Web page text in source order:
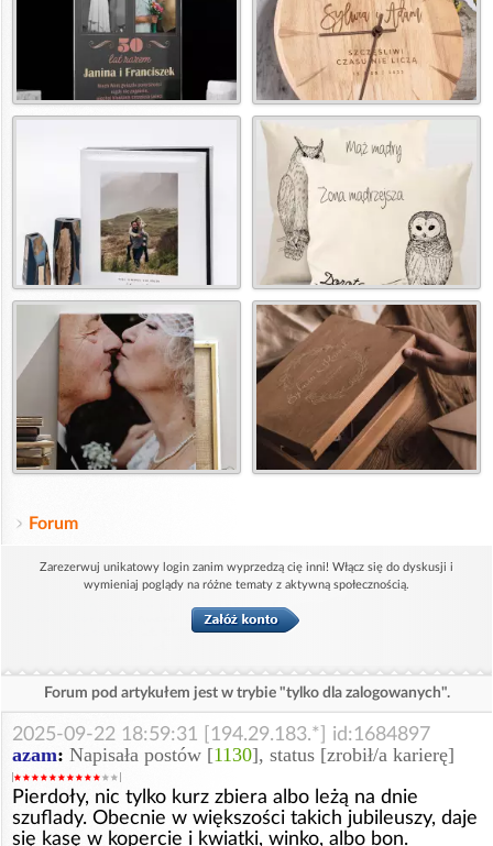
Forum
Zarezerwuj unikatowy login zanim wyprzedzą cię inni! Włącz się do dyskusji i
wymieniaj poglądy na różne tematy z aktywną społecznością.
Forum pod artykułem jest w trybie "tylko dla zalogowanych".
2025-09-22 18:59:31 [194.29.183.*] id:1684897
azam: Napisała postów [1130], status [zrobił/a karierę]
Pierdoły, nic tylko kurz zbiera albo leżą na dnie
szuflady. Obecnie w większości takich jubileuszy, daje
się kasę w kopercie i kwiatki, winko, albo bon.